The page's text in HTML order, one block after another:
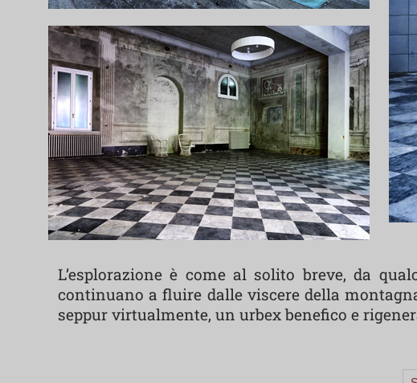
L’esplorazione è come al solito breve, da
continuano a fluire dalle viscere della
seppur virtualmente, un urbex benefico e